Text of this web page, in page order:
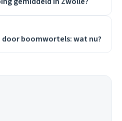
boomwortels: wat nu?